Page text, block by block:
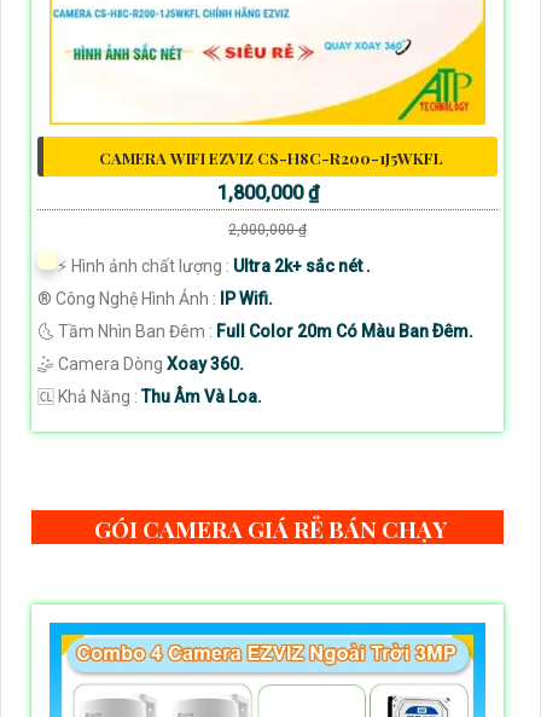
CAMERA WIFI EZVIZ CS-H8C-R200-1J5WKFL
1,800,000 ₫
2,000,000 ₫
️⚡ Hình ảnh chất lượng : Ultra 2k+ sắc nét .
®️ Công Nghệ Hình Ảnh :
IP Wifi.
🌜 Tầm Nhìn Ban Đêm : Full Color 20m Có Màu Ban Ðêm.
🤹 Camera Dòng Xoay 360.
️🆑 Khả Năng :Thu Âm Và Loa.
GÓI CAMERA GIÁ RẺ BÁN CHẠY